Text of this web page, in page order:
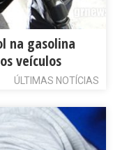
na gasolina
veículos
ÚLTIMAS NOTÍCIAS